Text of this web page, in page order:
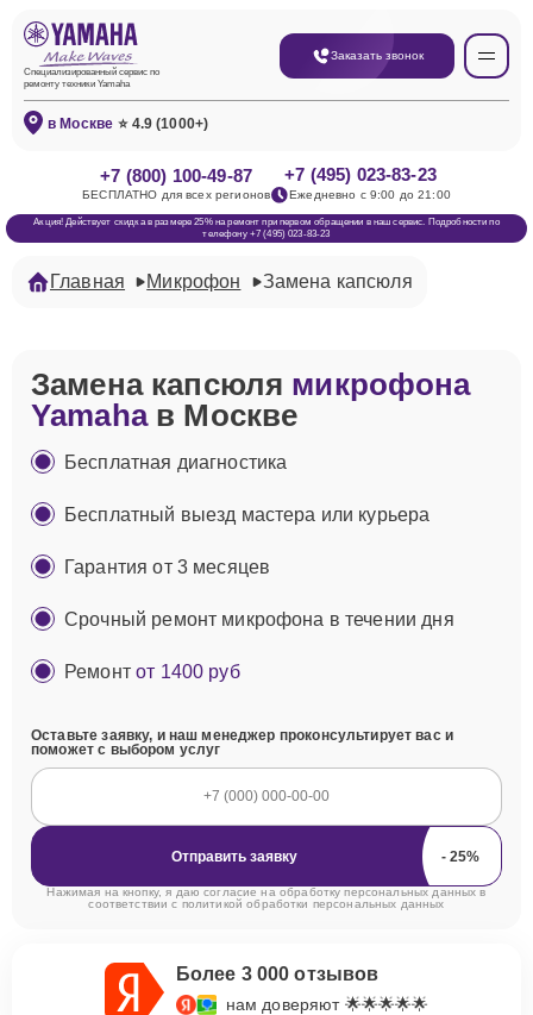
Специализированный сервис по
ремонту техники Yamaha
Заказать звонок
в Москве ⭐ 4.9 (1000+)
+7 (800) 100-49-87
БЕСПЛАТНО для всех регионов
+7 (495) 023-83-23
Ежедневно с 9:00 до 21:00
Акция! Действует скидка в размере 25% на ремонт при первом обращении в наш сервис. Подробности по
телефону +7 (495) 023-83-23
Главная Микрофон Замена капсюля
Замена капсюля микрофона
Yamahaв Москве
Бесплатная диагностика
Бесплатный выезд мастера или курьера
Гарантия от 3 месяцев
Срочный ремонт микрофона в течении дня
Ремонтот 1400 руб
Оставьте заявку, и наш менеджер проконсультирует вас и
поможет с выбором услуг
Отправить заявку
Нажимая на кнопку, я даю согласие на обработку персональных данных в
соответствии с политикой обработки персональных данных
Более 3 000 отзывов
нам доверяют 🌟🌟🌟🌟🌟